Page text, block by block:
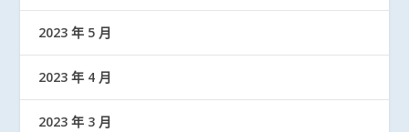
2023 年 5 月
2023 年 4 月
2023 年 3 月